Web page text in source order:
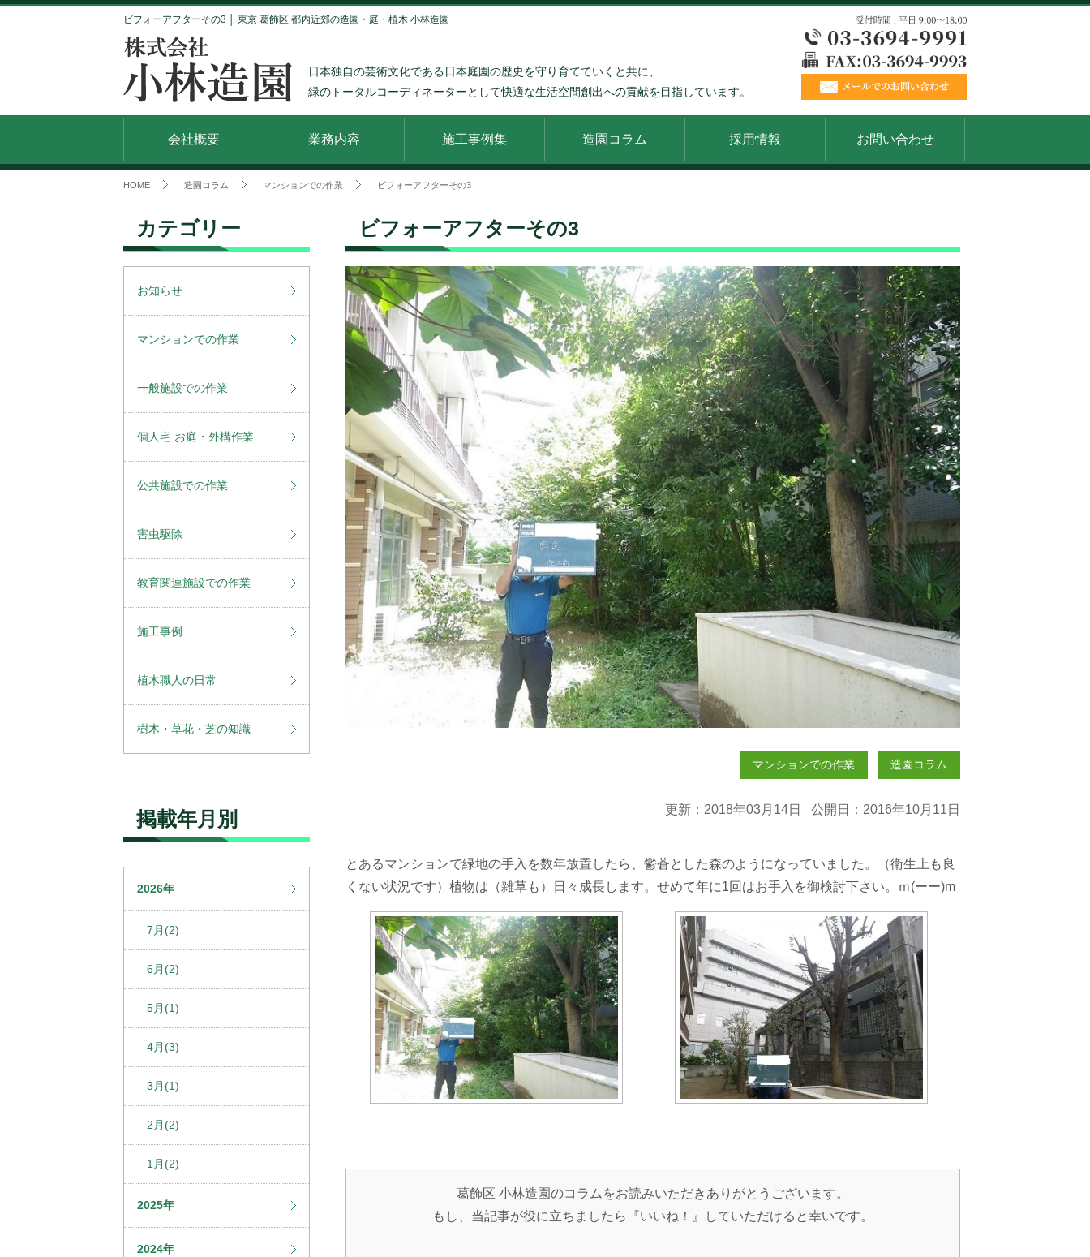
ビフォーアフターその3 │ 東京 葛飾区 都内近郊の造園・庭・植木 小林造園
日本独自の芸術文化である日本庭園の歴史を守り育てていくと共に、
緑のトータルコーディネーターとして快適な生活空間創出への貢献を目指しています。
会社概要 業務内容 施工事例集 造園コラム 採用情報 お問い合わせ
HOME 造園コラム マンションでの作業 ビフォーアフターその3
ビフォーアフターその3
マンションでの作業 造園コラム
更新：2018年03月14日 公開日：2016年10月11日
とあるマンションで緑地の手入を数年放置したら、鬱蒼とした森のようになっていました。（衛生上も良
くない状況です）植物は（雑草も）日々成長します。せめて年に1回はお手入を御検討下さい。ｍ(ーー)m
葛飾区 小林造園のコラムをお読みいただきありがとうございます。
もし、当記事が役に立ちましたら『いいね！』していただけると幸いです。
カテゴリー
お知らせ
マンションでの作業
一般施設での作業
個人宅 お庭・外構作業
公共施設での作業
害虫駆除
教育関連施設での作業
施工事例
植木職人の日常
樹木・草花・芝の知識
掲載年月別
2026年
7月(2)
6月(2)
5月(1)
4月(3)
3月(1)
2月(2)
1月(2)
2025年
2024年